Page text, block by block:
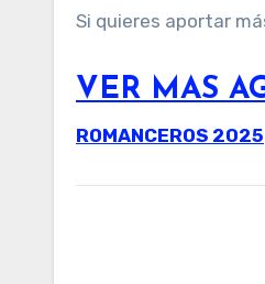
Si quieres aportar
VER MAS
ROMANCEROS 2025